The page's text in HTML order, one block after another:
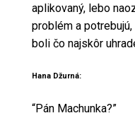
aplikovaný, lebo
problém a
boli čo najskôr
Hana Džurná:
“Pán Machunka?”